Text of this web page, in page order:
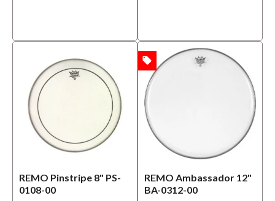
REMO Pinstripe 8" PS-
0108-00
REMO Ambassador 12"
BA-0312-00
local_offer